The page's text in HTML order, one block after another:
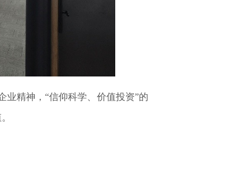
业精神，“信仰科学、价值投资”的